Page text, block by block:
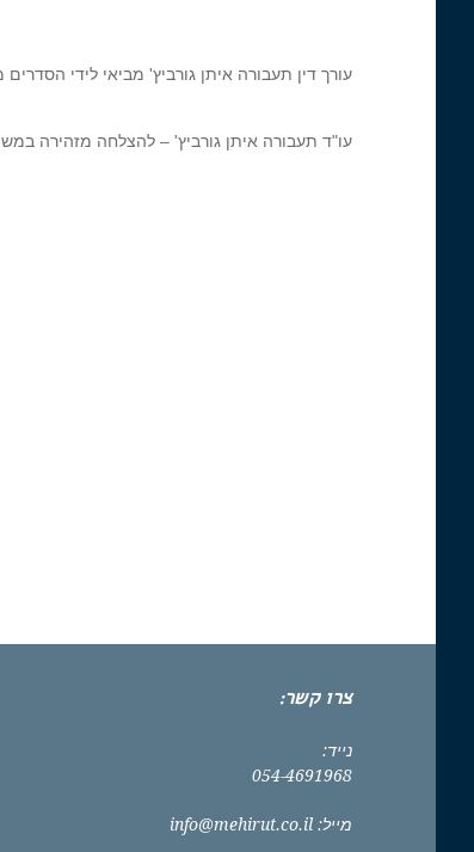
עורך דין תעבורה איתן גורביץ' מביאי לידי הסדרים
עו"ד תעבורה איתן גורביץ' – להצלחה מזהירה
צרו קשר:
נייד:
054-4691968
מייל: info@mehirut.co.il